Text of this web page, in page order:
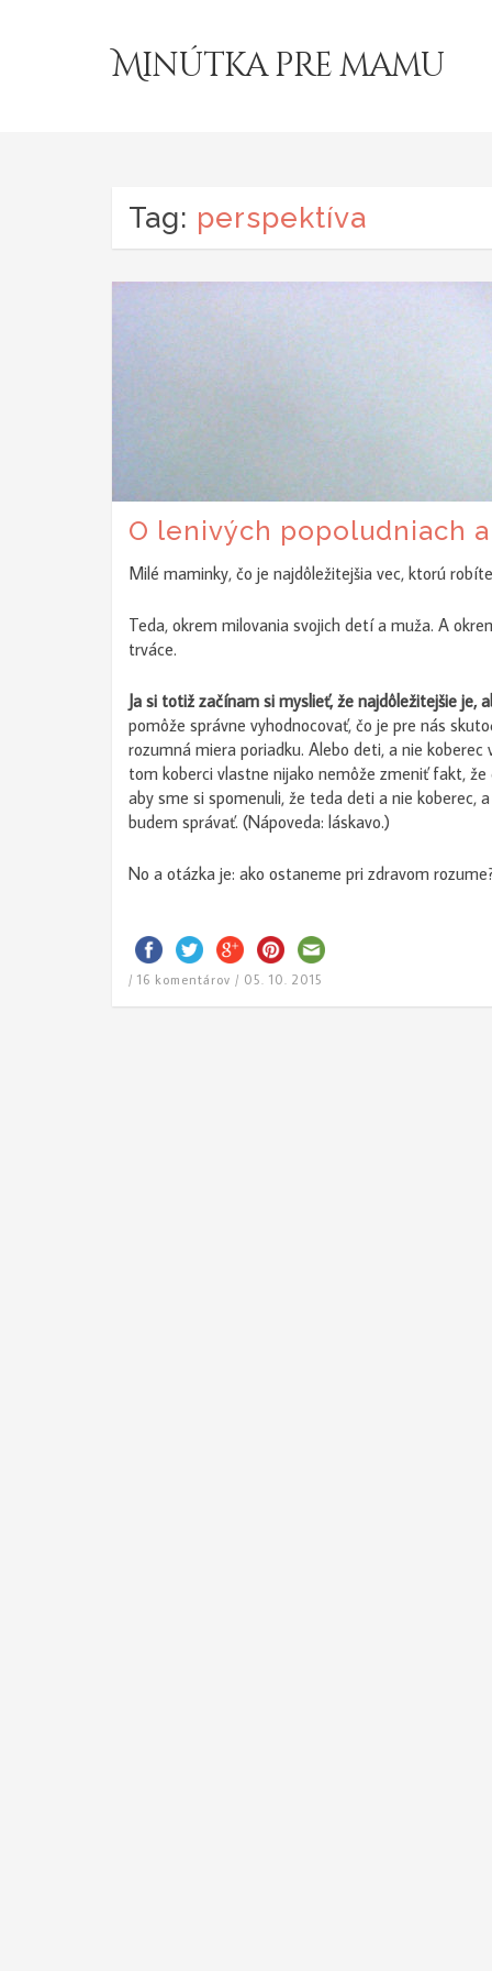
Minútka pre mamu
Tag: perspektíva
O lenivých popoludniach
Milé maminky, čo je najdôležitejšia vec, ktorú
Teda, okrem milovania svojich detí a muža. A
trváce.
Ja si totiž začínam si myslieť, že najdôležitejšie je,
pomôže správne vyhodnocovať, čo je pre nás
rozumná miera poriadku. Alebo deti, a nie
tom koberci vlastne nijako nemôže zmeniť fakt,
aby sme si spomenuli, že teda deti a nie koberec,
budem správať. (Nápoveda: láskavo.)
No a otázka je: ako ostaneme pri zdravom
/ 16 komentárov / 05. 10. 2015